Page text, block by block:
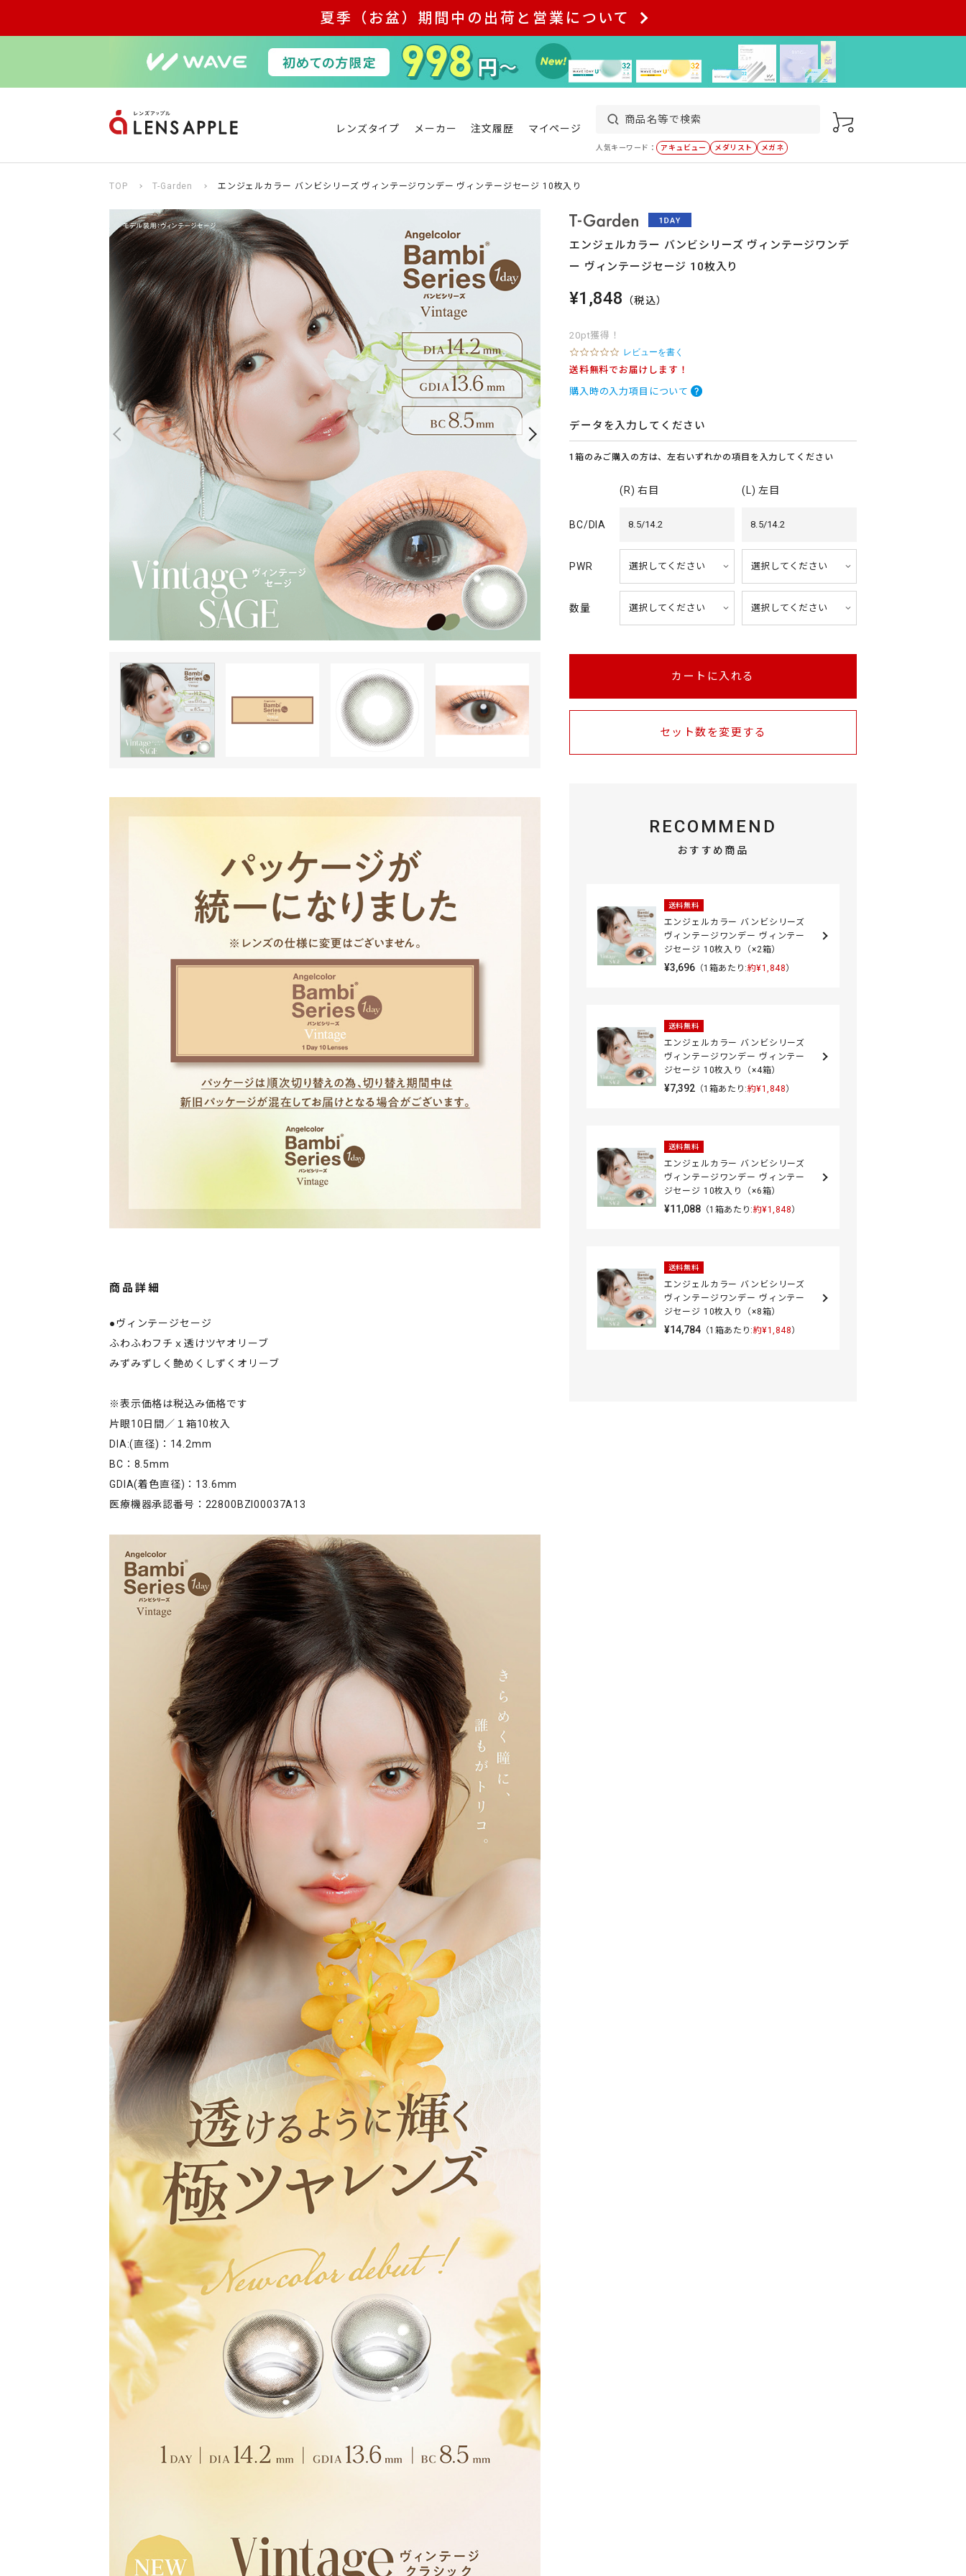
夏季（お盆）期間中の出荷と営業について
レンズタイプ メーカー 注文履歴 マイページ
人気キーワード： アキュビュー メダリスト メガネ
TOP T-Garden エンジェルカラー バンビシリーズ ヴィンテージワンデー ヴィンテージセージ 10枚入り
商品詳細
●ヴィンテージセージ
ふわふわフチｘ透けツヤオリーブ
みずみずしく艶めくしずくオリーブ
※表示価格は税込み価格です
片眼10日間／１箱10枚入
DIA:(直径)：14.2mm
BC：8.5mm
GDIA(着色直径)：13.6mm
医療機器承認番号：22800BZI00037A13
エンジェルカラー バンビシリーズ ヴィンテージワンデ
ー ヴィンテージセージ 10枚入り
¥1,848 （税込）
20pt獲得！
0
.
0
s
r
r
a
t
n
g
レビューを書く
送料無料でお届けします！
購入時の入力項目について
データを入力してください
1箱のみご購入の方は、左右いずれかの項目を入力してください
(R) 右目 (L) 左目
BC/DIA 8.5/14.2 8.5/14.2
PWR
数量
カートに入れる
セット数を変更する
RECOMMEND
おすすめ商品
送料無料
エンジェルカラー バンビシリーズ
ヴィンテージワンデー ヴィンテー
ジセージ 10枚入り（×2箱）
¥3,696（1箱あたり:約¥1,848）
送料無料
エンジェルカラー バンビシリーズ
ヴィンテージワンデー ヴィンテー
ジセージ 10枚入り（×4箱）
¥7,392（1箱あたり:約¥1,848）
送料無料
エンジェルカラー バンビシリーズ
ヴィンテージワンデー ヴィンテー
ジセージ 10枚入り（×6箱）
¥11,088（1箱あたり:約¥1,848）
送料無料
エンジェルカラー バンビシリーズ
ヴィンテージワンデー ヴィンテー
ジセージ 10枚入り（×8箱）
¥14,784（1箱あたり:約¥1,848）